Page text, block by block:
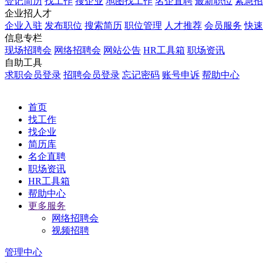
企业招人才
企业入驻 发布职位 搜索简历 职位管理 人才推荐 会员服务 快
信息专栏
现场招聘会 网络招聘会 网站公告 HR工具箱 职场资讯
自助工具
求职会员登录 招聘会员登录 忘记密码 账号申诉 帮助中心
首页
找工作
找企业
简历库
名企直聘
职场资讯
HR工具箱
帮助中心
更多服务
网络招聘会
视频招聘
管理中心